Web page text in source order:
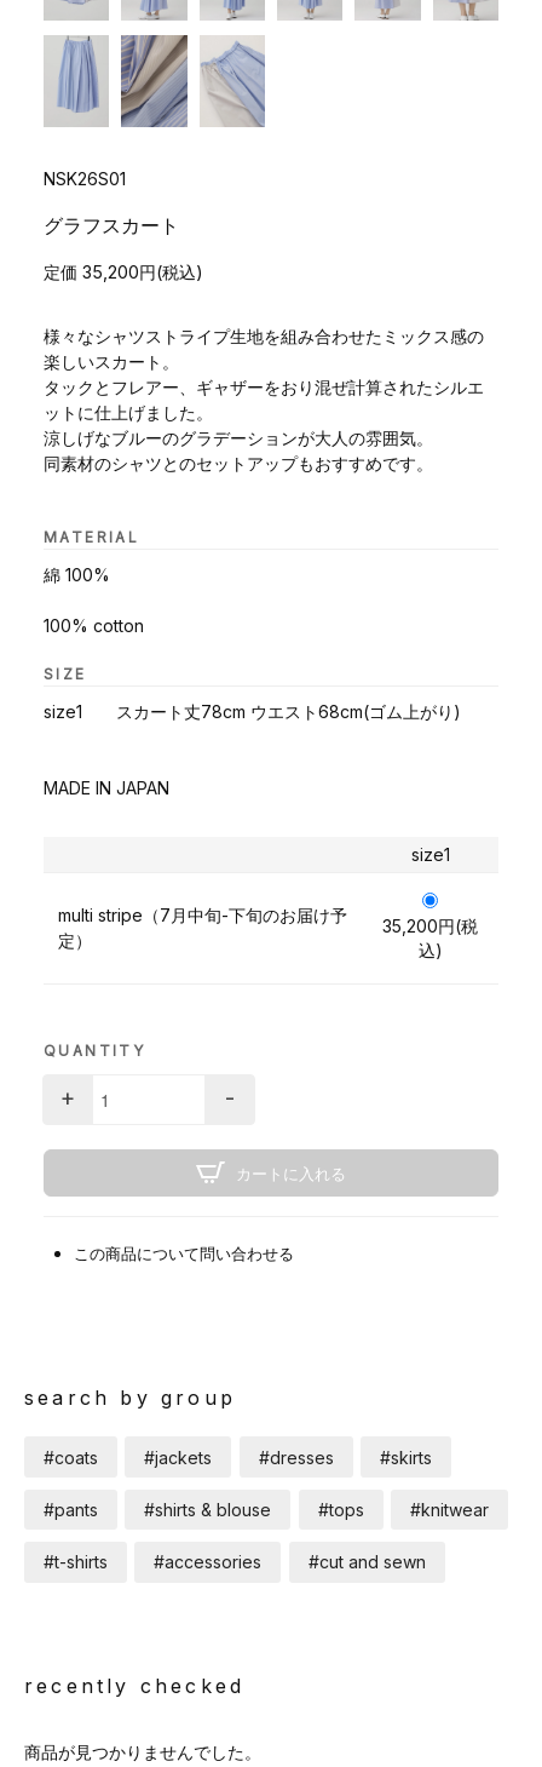
NSK26S01
グラフスカート
定価 35,200円(税込)
様々なシャツストライプ生地を組み合わせたミックス感の
楽しいスカート。
タックとフレアー、ギャザーをおり混ぜ計算されたシルエ
ットに仕上げました。
涼しげなブルーのグラデーションが大人の雰囲気。
同素材のシャツとのセットアップもおすすめです。
MATERIAL
綿 100%
100% cotton
SIZE
size1 スカート丈78cm ウエスト68cm(ゴム上がり)
MADE IN JAPAN
size1
multi stripe（7月中旬-下旬のお届け予
定）
35,200円(税
込)
QUANTITY
+ -
カートに入れる
この商品について問い合わせる
search by group
#coats #jackets #dresses #skirts
#pants #shirts & blouse #tops #knitwear
#t-shirts #accessories #cut and sewn
recently checked
商品が見つかりませんでした。